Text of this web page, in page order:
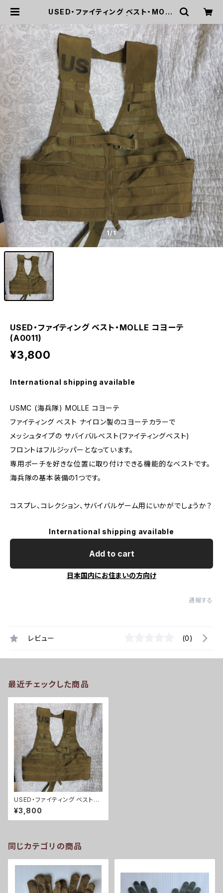
USED・ファイティング ベスト・MOLL
1/1
USED・ファイティング ベスト・MOLLE コヨーテ
(A0011)
¥3,800
International shipping available
USMC (海兵隊) MOLLE コヨーテ
ファイティング ベスト ナイロン製のコヨーテカラーで
メッシュタイプの サバイバルベスト(ファイティングベスト)
フロントはフルジッパーとなっています。
専用ポーチを好きな位置に取り付けできる機能的なベストです。
海兵隊の基本装備の1つです。
コスプレ、コレクション、サバイバルゲーム用にいかがでしょうか？
International shipping available
Add to cart
日本国内にお住まいの方向け
通報する
レビュー (0)
最近チェックした商品
USED・ファイティング ベスト・
MOLLE コヨーテ(A0011)
¥3,800
同じカテゴリの商品